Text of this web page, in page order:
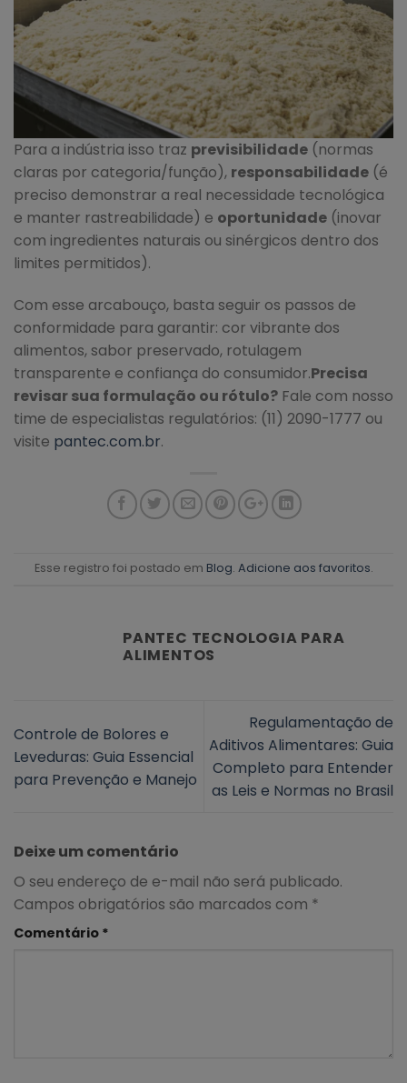
Para a indústria isso traz previsibilidade (normas
claras por categoria/função), responsabilidade (é
preciso demonstrar a real necessidade tecnológica
e manter rastreabilidade) e oportunidade (inovar
com ingredientes naturais ou sinérgicos dentro dos
limites permitidos).
Com esse arcabouço, basta seguir os passos de
conformidade para garantir: cor vibrante dos
alimentos, sabor preservado, rotulagem
transparente e confiança do consumidor.Precisa
revisar sua formulação ou rótulo? Fale com nosso
time de especialistas regulatórios: (11) 2090-1777 ou
visite pantec.com.br.
Esse registro foi postado em Blog. Adicione aos favoritos.
PANTEC TECNOLOGIA PARA
ALIMENTOS
Controle de Bolores e
Leveduras: Guia Essencial
para Prevenção e Manejo
Regulamentação de
Aditivos Alimentares: Guia
Completo para Entender
as Leis e Normas no Brasil
Deixe um comentário
O seu endereço de e-mail não será publicado.
Campos obrigatórios são marcados com *
Comentário *